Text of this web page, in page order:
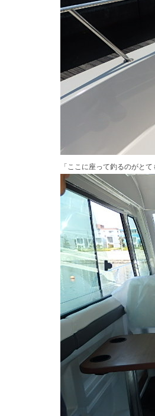
「ここに座って釣るのがと